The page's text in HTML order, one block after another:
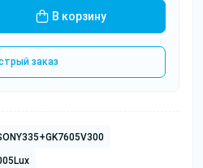
В корзину
заказ